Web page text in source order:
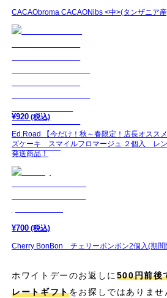
CACAObroma CACAONibs <中>(タンザニア
¥920 (税込)
Ed.Road 【今だけ！秋～春限定！店長オスス
ズケーキ スマイルフロマージュ ２個入 レン
発送商品！
¥700 (税込)
Cherry BonBon チェリーボンボン2個入(期間
ホワイトデーのお返しに 500円前後
レートギフトをお探しではありま